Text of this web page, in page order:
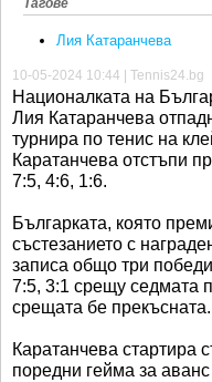
Лия Катаранчева
10-05-2024 10:44 | Tennis24.bg
Националката на
Лия Катаранчева
турнира по тенис на
Каратанчева отстъпи
7:5, 4:6, 1:6.
Българката, която
състезанието с
записа общо три
7:5, 3:1 срещу седмата
срещата бе прекъсната.
Каратанчева стартира
поредни гейма за